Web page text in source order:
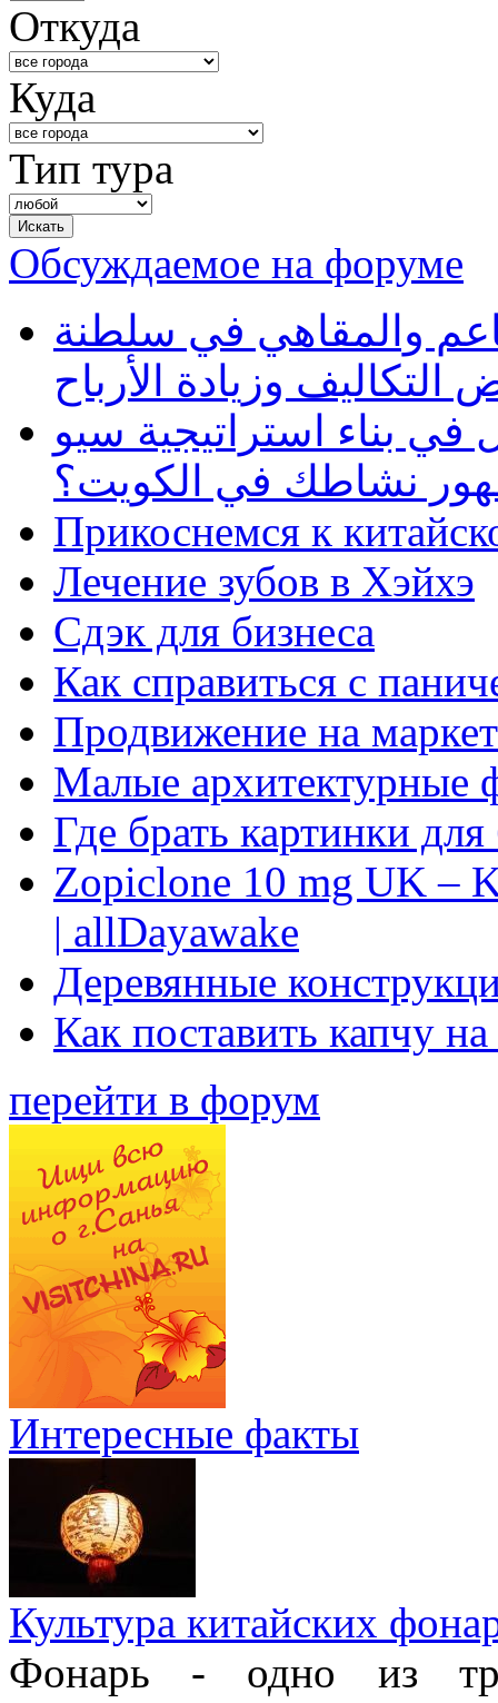
Откуда
Куда
Тип тура
Обсуждаемое на форуме
والمقاهي في سلطنة
وزيادة الأرباح
بناء استراتيجية سيو
نشاطك في الكويت؟
Прикоснемся к
Лечение зубов в Хэйхэ
Сдэк для бизнеса
Как справиться с
Продвижение на
Малые архитектурные
Где брать картинки
Zopiclone 10 mg UK –
| allDayawake
Деревянные
Как поставить капчу
перейти в форум
Интересные факты
Культура китайских
Фонарь - одно из